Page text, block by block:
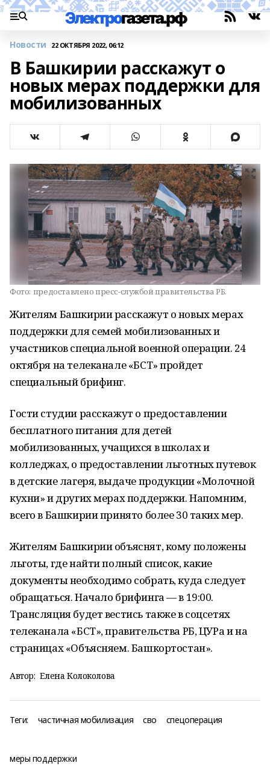
Новости 22 ОКТЯБРЯ 2022, 06:12
В Башкирии расскажут о
новых мерах поддержки для
мобилизованных
Фото: предоставлено пресс-службой правительства РБ.
Жителям Башкирии расскажут о новых мерах
поддержки для семей мобилизованных и
участников специальной военной операции. 24
октября на телеканале «БСТ» пройдет
специальный брифинг.
Гости студии расскажут о предоставлении
бесплатного питания для детей
мобилизованных, учащихся в школах и
колледжах, о предоставлении льготных путевок
в детские лагеря, выдаче продукции «Молочной
кухни» и других мерах поддержки. Напомним,
всего в Башкирии принято более 30 таких мер.
Жителям Башкирии объяснят, кому положены
льготы, где найти полный список, какие
документы необходимо собрать, куда следует
обращаться. Начало брифинга — в 19:00.
Трансляция будет вестись также в соцсетях
телеканала «БСТ», правительства РБ, ЦУРа и на
страницах «Объясняем. Башкортостан».
Автор: Елена Колоколова
Теги: частичная мобилизация сво спецоперация
меры поддержки